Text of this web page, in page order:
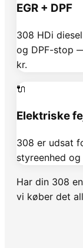
EGR + DPF
308 HDi
og DPF-stop
kr.
🔌
Elektriske
308 er udsat
styreenhed
Har din 308
vi køber det